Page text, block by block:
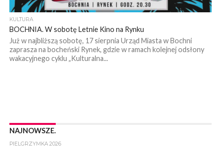
KULTURA
BOCHNIA. W sobotę Letnie Kino na Rynku
Już w najbliższą sobotę, 17 sierpnia Urząd Miasta w Bochni
zaprasza na bocheński Rynek, gdzie w ramach kolejnej odsłony
wakacyjnego cyklu „Kulturalna...
NAJNOWSZE.
PIELGRZYMKA 2026